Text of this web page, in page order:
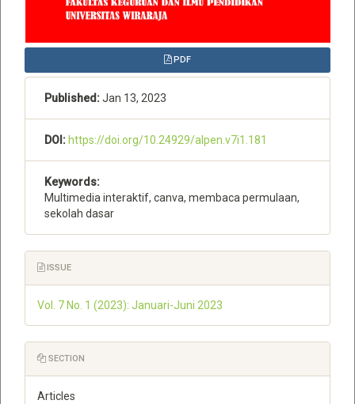
PDF
Published:Jan 13, 2023
DOI: https://doi.org/10.24929/alpen.v7i1.181
Keywords:
Multimedia interaktif, canva, membaca permulaan,
sekolah dasar
ISSUE
Vol. 7 No. 1 (2023): Januari-Juni 2023
SECTION
Articles